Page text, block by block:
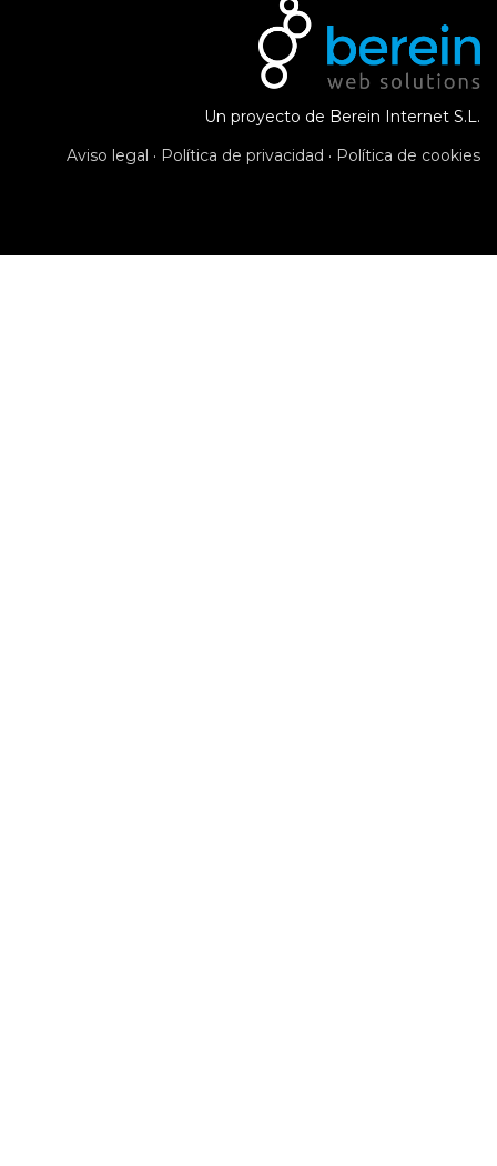
Un proyecto de Berein Internet S.L.
Aviso legal · Política de privacidad · Política de cookies